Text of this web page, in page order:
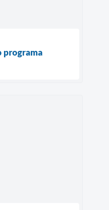
programa